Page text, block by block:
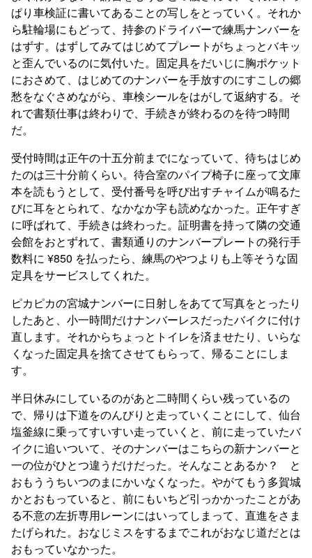
ぱり車検証に書いてあることの写しをとっていく。それか
ら駐輪場にもどって、持参のドライバーで練馬ナンバーを
はずす。はずしてみてはじめてプレートがちょっとバキッ
と歪んでいるのに気付いた。固定具をだいじに胸ポケット
におさめて、はじめてのナンバーを手放すのにすこしの郷
愁をなぐさめながら、車検シールをはがして返納する。そ
れで書類仕事は終わりで、手続きが終わるのを待つ時間
だ。
受付時間は正午の十五分前までになっていて、待ちはじめ
たのは三十分前くらい。待合室のパイプ椅子に座って文庫
本を読もうとして、受付番号を呼び出すチャイムが鳴るた
びに耳をとられて、なかなか字も読めなかった。正午すぎ
に呼ばれて、手続きは終わった。証明書を持って隣の交通
会館をおとずれて、書類通りのナンバープレートの発行手
数料に ¥850 を払ったら、練馬のやつよりも上等そうな固
定具をサービスしてくれた。
ピカピカの宮城ナンバーに日射しをあてて写真をとったり
したあと、小一時間だけナンバーレスだったバイクに付け
直します。それからちょっとトイレを済ませたり、いらな
くなった固定具を捨てさせてもらって、帰ることにしま
す。
半日休みにしているのがあと二時間くらい残っているの
で、帰りは下道をのんびりと走っていくことにして、仙台
塩釜線に乗ってすいすい走っていくと、前に走っていたバ
イクに追いついて、そのナンバーはこちらの新ナンバーと
一の位がひとつ違うだけだった。そんなことあるか？ と
おもううちいつのまにかいなくなった。やがてもう多賀城
かとおもっていると、前にもいちど引っかかったことがあ
る不意の左折専用レーンにはいってしまって、直進をさま
たげられた。おなじミスをするまでこれがおなじ道だとは
おもっていなかった。